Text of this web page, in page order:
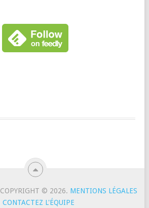
COPYRIGHT © 2026. MENTIONS LÉGALES
CONTACTEZ L'ÉQUIPE